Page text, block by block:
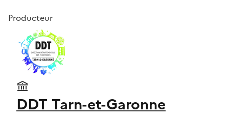
Producteur
DDT Tarn-et-Garonne